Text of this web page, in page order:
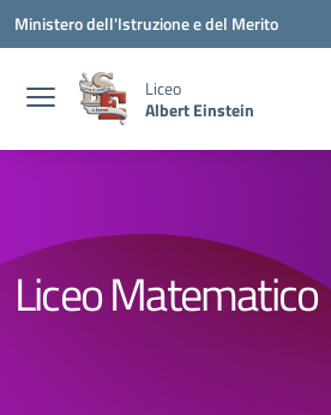
Vai ai contenuti
Vai al menu di navigazione
Vai al footer
Ministero dell'Istruzione e del Merito
Liceo
Albert Einstein
Liceo Matematico